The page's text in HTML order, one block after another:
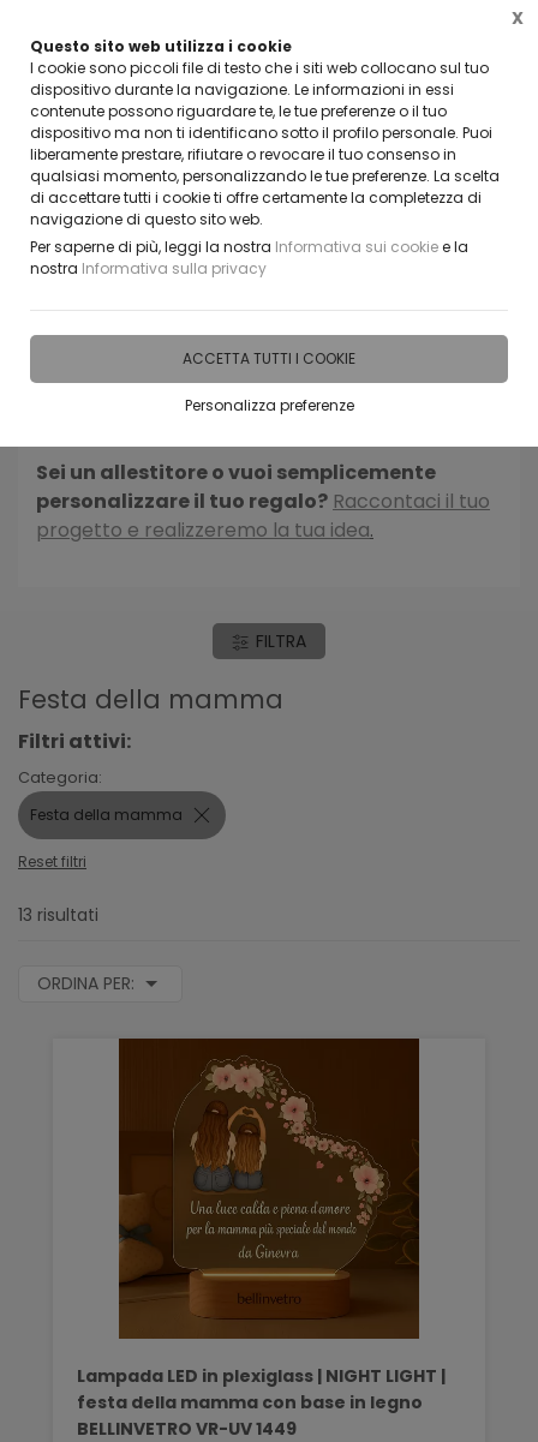
Questo sito web utilizza i cookie
I cookie sono piccoli file di testo che i siti web collocano sul tuo
dispositivo durante la navigazione. Le informazioni in essi
contenute possono riguardare te, le tue preferenze o il tuo
dispositivo ma non ti identificano sotto il profilo personale. Puoi
liberamente prestare, rifiutare o revocare il tuo consenso in
qualsiasi momento, personalizzando le tue preferenze. La scelta
di accettare tutti i cookie ti offre certamente la completezza di
navigazione di questo sito web.
Per saperne di più, leggi la nostra Informativa sui cookiee la
nostra Informativa sulla privacy
ACCETTA TUTTI I COOKIE
Personalizza preferenze
X
CLICCA E SCOPRI I COUPON ATTIVI ADESSO
Home IDEE E REGALI PERSONALIZZABILI
personalizzabili per Festa della mamma .
Crea il prodotto perfetto per la tua occasione
speciale scegliendo tra materiale, dimensioni e
formati differenti.
Sei un allestitore o vuoi semplicemente
personalizzare il tuo regalo? Raccontaci il tuo
progetto e realizzeremo la tua idea.
FILTRA
Festa della mamma
Filtri attivi:
Categoria:
Festa della mamma
Reset filtri
13 risultati
ORDINA PER:
Lampada LED in plexiglass | NIGHT LIGHT |
festa della mamma con base in legno
BELLINVETRO VR-UV 1449